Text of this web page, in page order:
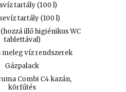
tartály (100 l)
tartály (100 l)
illő higiénikus WC
tablettával)
meleg víz rendszerek
Gázpalack
Combi C4 kazán,
körfűtés